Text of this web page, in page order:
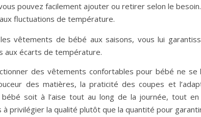
pouvez facilement ajouter ou retirer selon le
fluctuations de température.
vêtements de bébé aux saisons, vous lui
aux écarts de température.
des vêtements confortables pour bébé ne
des matières, la praticité des coupes et
soit à l’aise tout au long de la journée, tout
à privilégier la qualité plutôt que la quantité pour